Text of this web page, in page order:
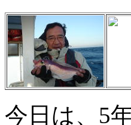
今日は、5